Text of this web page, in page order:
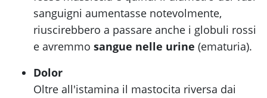
sanguigni aumentasse notevolmente,
riuscirebbero a passare anche i globuli rossi
e avremmo sangue nelle urine (ematuria).
Dolor
Oltre all'istamina il mastocita riversa dai